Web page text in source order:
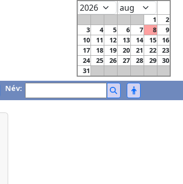
1
2
3
4 5 6 7 8
9
10
11 12 13 14 15
16
17
18 19 20 21 22
23
24
25 26 27 28 29
30
31
Név: